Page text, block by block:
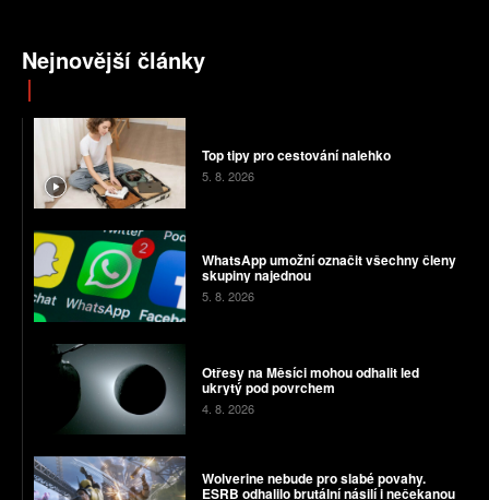
Nejnovější články
Top tipy pro cestování nalehko
5. 8. 2026
WhatsApp umožní označit všechny členy
skupiny najednou
5. 8. 2026
Otřesy na Měsíci mohou odhalit led
ukrytý pod povrchem
4. 8. 2026
Wolverine nebude pro slabé povahy.
ESRB odhalilo brutální násilí i nečekanou